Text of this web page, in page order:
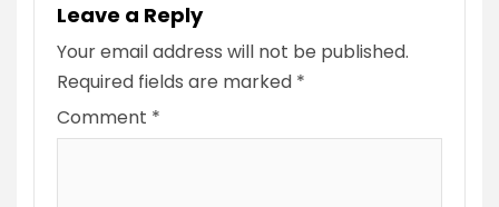
Leave a Reply
Your email address will not be published.
Required fields are marked *
Comment *